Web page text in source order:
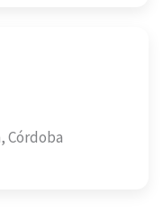
Córdoba